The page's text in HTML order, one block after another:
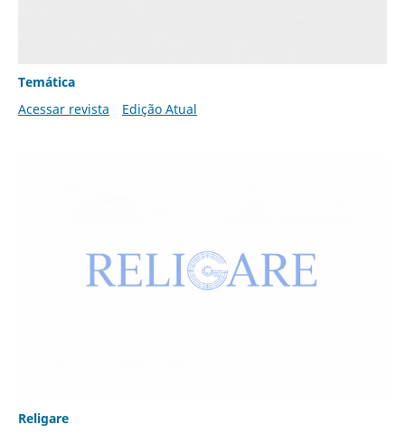
Temática
Acessar revista
Edição Atual
Religare